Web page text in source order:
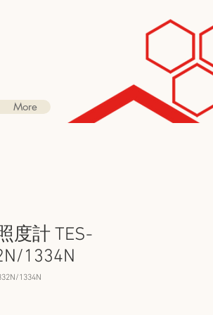
More
度計 TES-
1334N
1334N